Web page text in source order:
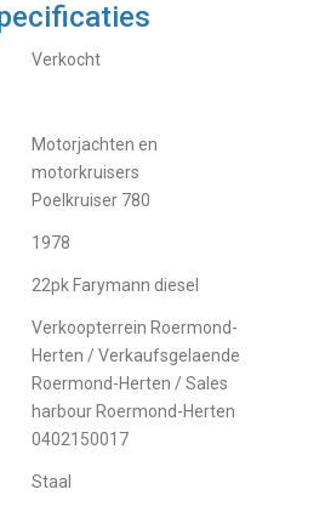
Verkocht
Motorjachten en
motorkruisers
Poelkruiser 780
1978
22pk Farymann diesel
Verkoopterrein Roermond-
Herten / Verkaufsgelaende
Roermond-Herten / Sales
harbour Roermond-Herten
0402150017
Staal